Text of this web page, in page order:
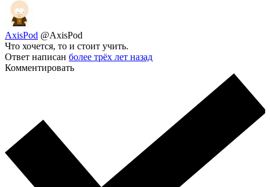
AxisPod @AxisPod
Что хочется, то и стоит учить.
Ответ написан более трёх лет назад
Комментировать